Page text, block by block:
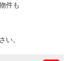
件も
い。